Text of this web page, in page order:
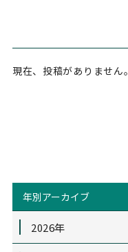
現在、投稿がありません。
年別アーカイブ
2026年